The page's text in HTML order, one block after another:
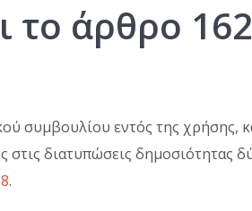
το άρθρο
συμβουλίου εντός της χρήσης,
διατυπώσεις δημοσιότητας
.